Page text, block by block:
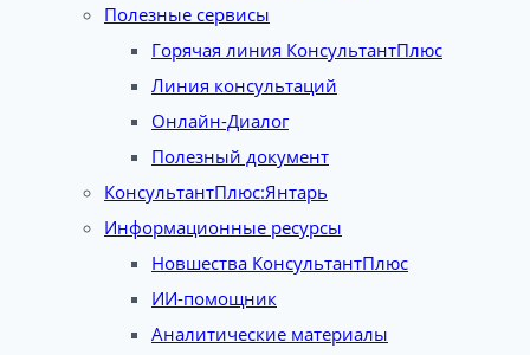
Полезные сервисы
Горячая линия КонсультантПлюс
Линия консультаций
Онлайн-Диалог
Полезный документ
КонсультантПлюс:Янтарь
Информационные ресурсы
Новшества КонсультантПлюс
ИИ-помощник
Аналитические материалы